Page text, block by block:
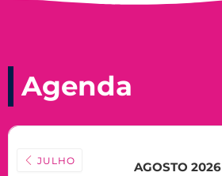
Agenda
JULHO AGOSTO 2026